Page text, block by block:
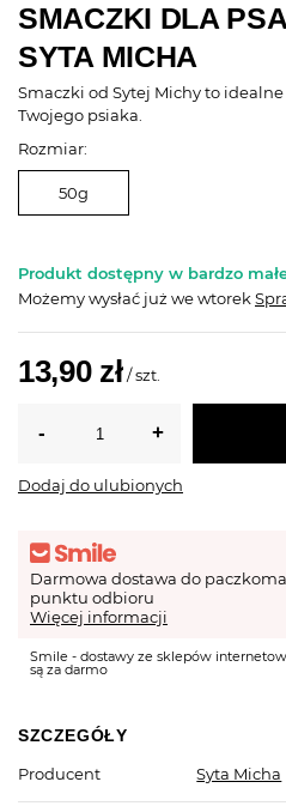
SMACZKI DLA
SYTA MICHA
Smaczki od Sytej Michy to
Twojego psiaka.
Rozmiar:
50g
Produkt dostępny w bardzo
Możemy wysłać już we wtorek
13,90 zł /szt.
Dodaj do ulubionych
Darmowa dostawa do
punktu odbioru
Więcej informacji
Smile - dostawy ze sklepów
są za darmo
SZCZEGÓŁY
Producent
Syta Micha